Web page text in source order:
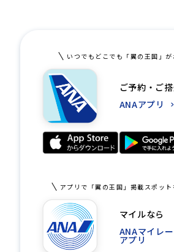
いつでもどこでも「翼の王国」が
ご予約・ご
ANAアプリ
アプリで「翼の王国」掲載スポット
マイルなら
ANAマイレ
アプリ